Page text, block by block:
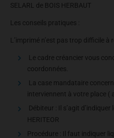
SELARL de BOIS HERBAUT
Les conseils pratiques :
L’imprimé n’est pas trop difficile à
Le cadre créancier vous
coordonnées.
La case mandataire
interviennent à votre place (
Débiteur : Il s’agit
HERITEOR
Procédure : Il faut indiquer